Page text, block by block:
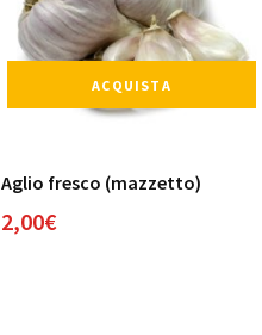
ACQUISTA
Aglio fresco (mazzetto)
2,00€